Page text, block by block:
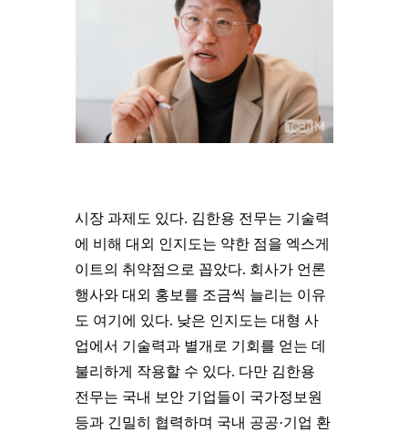
시장 과제도 있다. 김한용 전무는 기술력
에 비해 대외 인지도는 약한 점을 엑스게
이트의 취약점으로 꼽았다. 회사가 언론
행사와 대외 홍보를 조금씩 늘리는 이유
도 여기에 있다. 낮은 인지도는 대형 사
업에서 기술력과 별개로 기회를 얻는 데
불리하게 작용할 수 있다. 다만 김한용
전무는 국내 보안 기업들이 국가정보원
등과 긴밀히 협력하며 국내 공공·기업 환